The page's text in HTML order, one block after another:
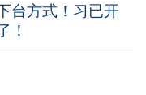
台方式！习已开
！